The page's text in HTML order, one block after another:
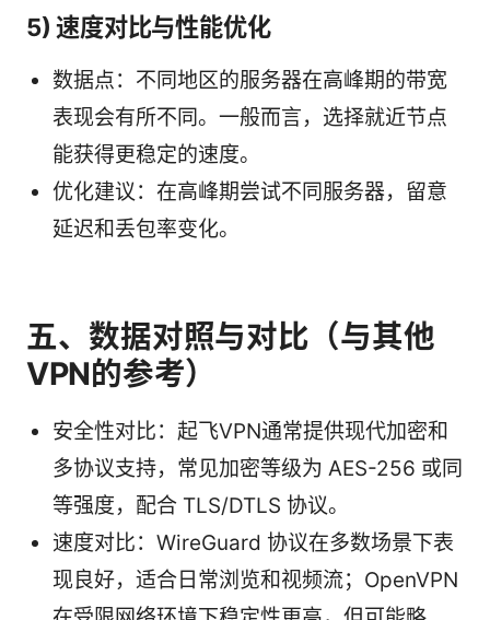
5) 速度对比与性能优化
数据点：不同地区的服务器在高峰期的带宽
表现会有所不同。一般而言，选择就近节点
能获得更稳定的速度。
优化建议：在高峰期尝试不同服务器，留意
延迟和丢包率变化。
五、数据对照与对比（与其他
VPN的参考）
安全性对比：起飞VPN通常提供现代加密和
多协议支持，常见加密等级为 AES-256 或同
等强度，配合 TLS/DTLS 协议。
速度对比：WireGuard 协议在多数场景下表
现良好，适合日常浏览和视频流；OpenVPN